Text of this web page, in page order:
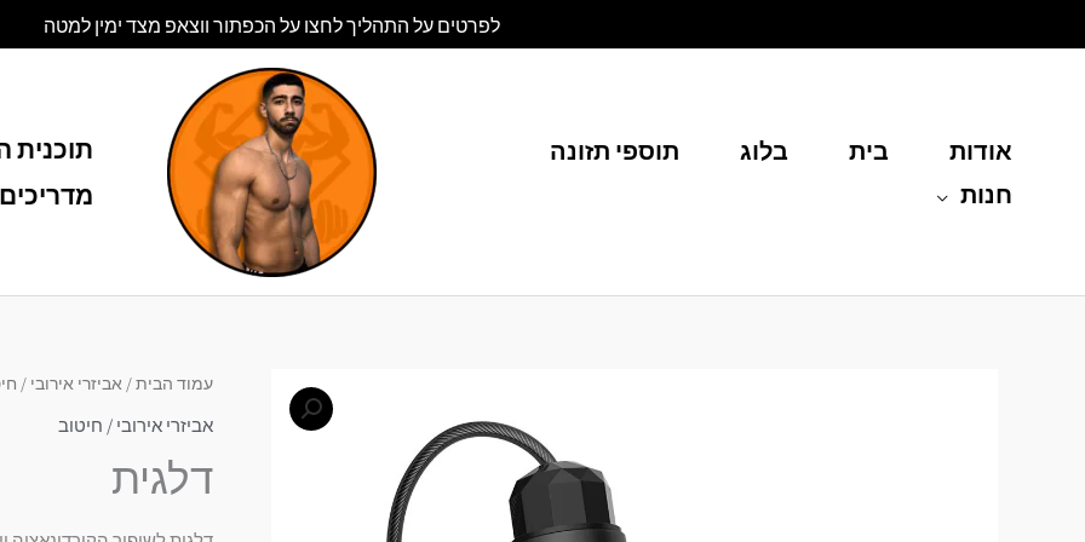
לתוכן
לפרטים על התהליך לחצו על הכפתור ווצאפ מצד ימין למטה
אודות בית בלוג
תוספי תזונה
חנות
תוכנית
עמוד הבית/ אביזרי אירובי /
אביזרי אירובי / חיטוב
דלגית